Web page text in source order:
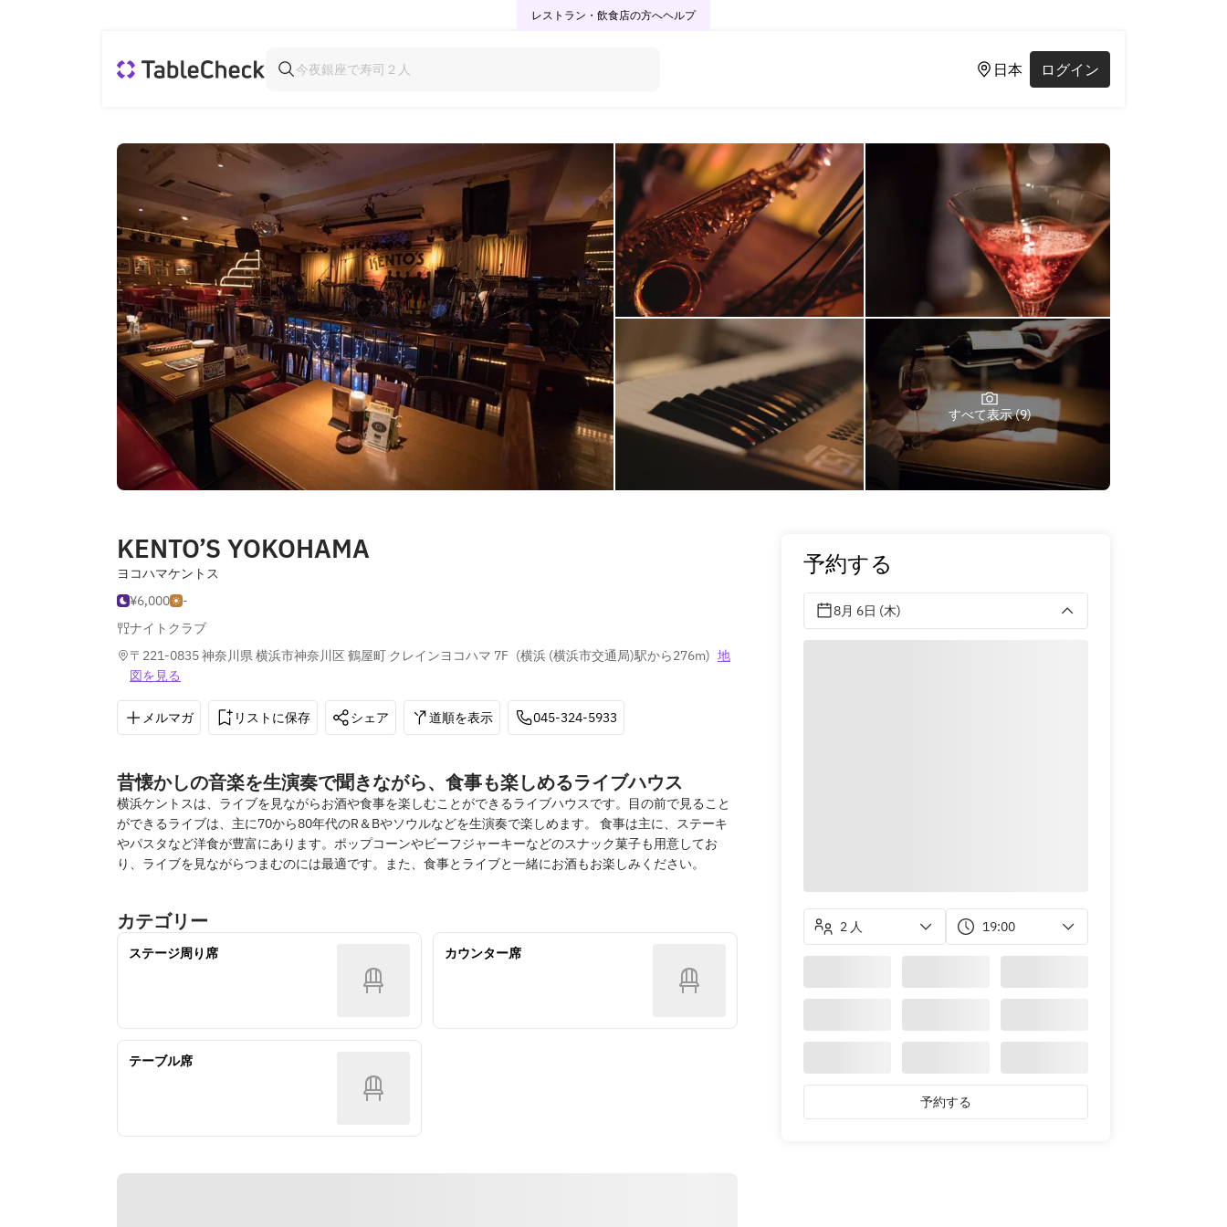
レストラン・飲食店の方へヘルプ
日本 ログイン
すべて表示 (9)
KENTO’S YOKOHAMA
ヨコハマケントス
¥6,000
-
ナイトクラブ
〒221-0835 神奈川県 横浜市神奈川区 鶴屋町 クレインヨコハマ 7F (横浜 (横浜市交通局)駅から276m) 地
図を見る
メルマガ リストに保存 シェア 道順を表示 045-324-5933
昔懐かしの音楽を生演奏で聞きながら、食事も楽しめるライブハウス
横浜ケントスは、ライブを見ながらお酒や食事を楽しむことができるライブハウスです。目の前で見ること
ができるライブは、主に70から80年代のR＆Bやソウルなどを生演奏で楽しめます。 食事は主に、ステーキ
やパスタなど洋食が豊富にあります。ポップコーンやビーフジャーキーなどのスナック菓子も用意してお
り、ライブを見ながらつまむのには最適です。また、食事とライブと一緒にお酒もお楽しみください。
カテゴリー
ステージ周り席 カウンター席
テーブル席
予約する
8月 6日 (木)
2 人 19:00
予約する